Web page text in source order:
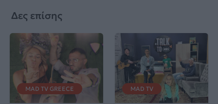
Δες επίσης
MAD TV GREECE MAD TV